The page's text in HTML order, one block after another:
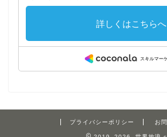
プライバシーポリシー お
サ